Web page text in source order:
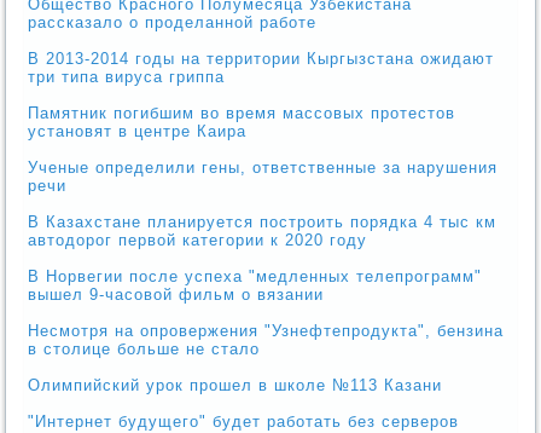
Общество Красного Полумесяца Узбекистана
рассказало о проделанной работе
В 2013-2014 годы на территории Кыргызстана ожидают
три типа вируса гриппа
Памятник погибшим во время массовых протестов
установят в центре Каира
Ученые определили гены, ответственные за нарушения
речи
В Казахстане планируется построить порядка 4 тыс км
автодорог первой категории к 2020 году
В Норвегии после успеха "медленных телепрограмм"
вышел 9-часовой фильм о вязании
Несмотря на опровержения "Узнефтепродукта", бензина
в столице больше не стало
Олимпийский урок прошел в школе №113 Казани
"Интернет будущего" будет работать без серверов